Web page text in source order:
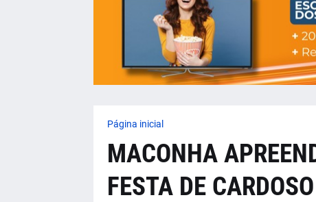
Página inicial
MACONHA
FESTA DE